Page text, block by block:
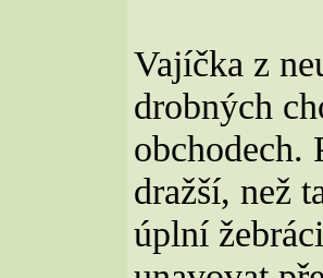
Vajíčka z
drobných
obchodech.
dražší, než
úplní